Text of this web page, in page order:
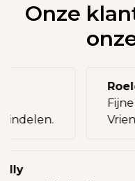
Onze
indelen.